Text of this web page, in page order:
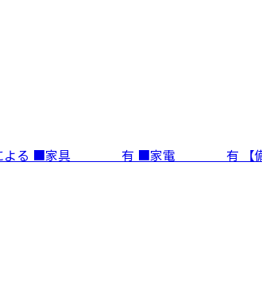
寮による ■家具 有 ■家電 有